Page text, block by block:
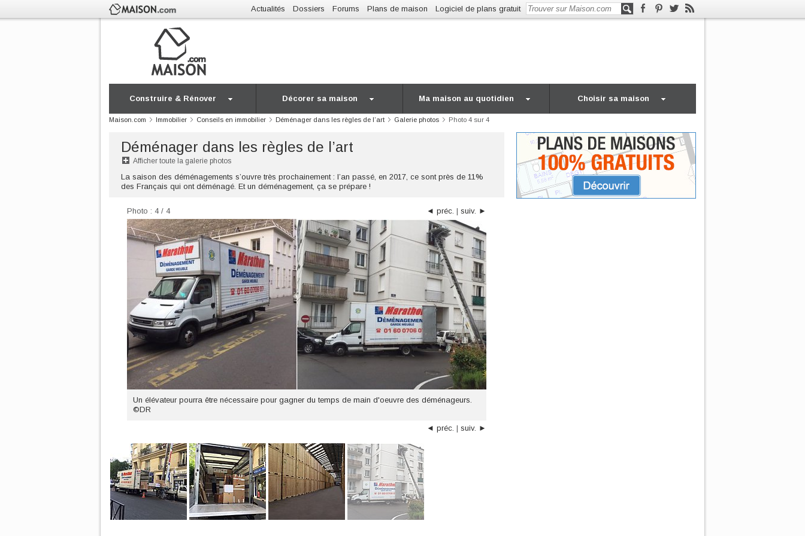
Actualités Dossiers Forums Plans de maison Logiciel de plans gratuit
Construire & Rénover Décorer sa maison Ma maison au quotidien Choisir sa maison
Maison.com Immobilier Conseils en immobilier Déménager dans les règles de l’art Galerie photos Photo 4 sur 4
Déménager dans les règles de l’art
Afficher toute la galerie photos
La saison des déménagements s’ouvre très prochainement : l’an passé, en 2017, ce sont près de 11%
des Français qui ont déménagé. Et un déménagement, ça se prépare !
◄ préc. | suiv. ►
Photo : 4 / 4
Un élévateur pourra être nécessaire pour gagner du temps de main d'oeuvre des déménageurs.
©DR
◄ préc. | suiv. ►